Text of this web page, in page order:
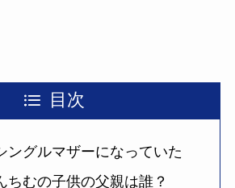
目次
ングルマザーになっていた
ちむの子供の父親は誰？